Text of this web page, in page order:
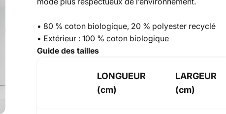
• 80 % coton biologique, 20 % polyester recyclé
• Extérieur : 100 % coton biologique
Guide des tailles
LONGUEUR
(cm)
LARGEUR
(cm)